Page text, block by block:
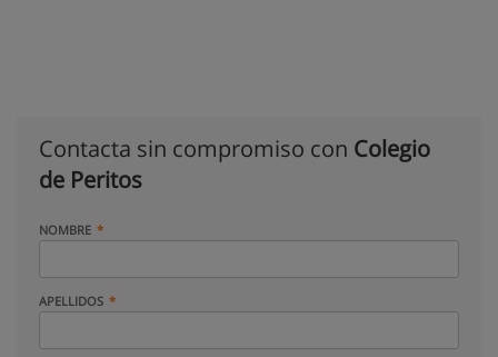
Contacta sin compromiso con Colegio
de Peritos
NOMBRE
APELLIDOS